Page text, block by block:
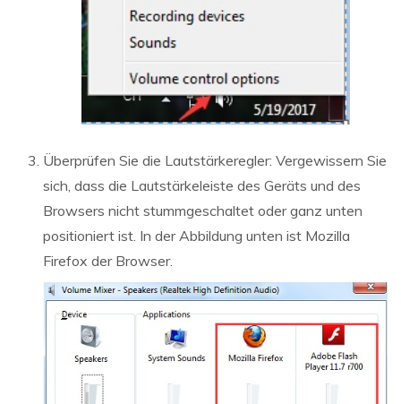
Überprüfen Sie die Lautstärkeregler: Vergewissern Sie
sich, dass die Lautstärkeleiste des Geräts und des
Browsers nicht stummgeschaltet oder ganz unten
positioniert ist. In der Abbildung unten ist Mozilla
Firefox der Browser.